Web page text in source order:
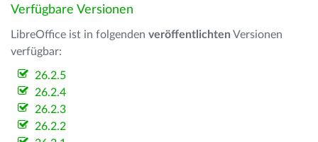
Verfügbare Versionen
LibreOffice ist in folgenden veröffentlichten Versionen
verfügbar:
26.2.5
26.2.4
26.2.3
26.2.2